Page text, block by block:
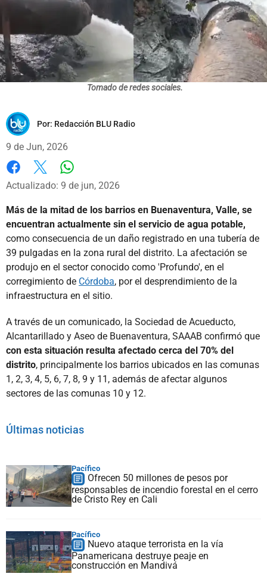
Tomado de redes sociales.
Por: Redacción BLU Radio
9 de Jun, 2026
Facebook
X
Actualizado: 9 de jun, 2026
Más de la mitad de los barrios en Buenaventura, Valle, se
encuentran actualmente sin el servicio de agua potable,
como consecuencia de un daño registrado en una tubería de
39 pulgadas en la zona rural del distrito. La afectación se
produjo en el sector conocido como 'Profundo', en el
corregimiento de Córdoba, por el desprendimiento de la
infraestructura en el sitio.
A través de un comunicado, la Sociedad de Acueducto,
Alcantarillado y Aseo de Buenaventura, SAAAB confirmó que
con esta situación resulta afectado cerca del 70% del
distrito, principalmente los barrios ubicados en las comunas
1, 2, 3, 4, 5, 6, 7, 8, 9 y 11, además de afectar algunos
sectores de las comunas 10 y 12.
Últimas noticias
Pacífico
Ofrecen 50 millones de pesos por
responsables de incendio forestal en el cerro
de Cristo Rey en Cali
Pacífico
Nuevo ataque terrorista en la vía
Panamericana destruye peaje en
construcción en Mandivá